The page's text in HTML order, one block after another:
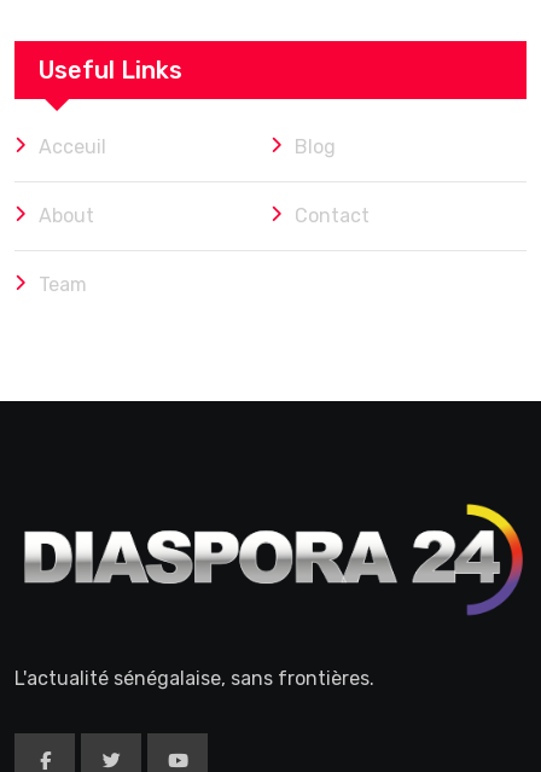
Useful Links
Acceuil Blog
About Contact
Team
L'actualité sénégalaise, sans frontières.